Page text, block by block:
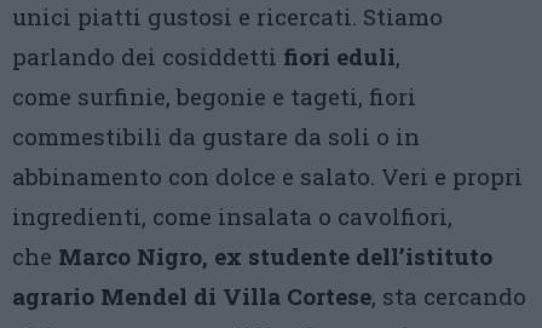
unici piatti gustosi e ricercati. Stiamo
parlando dei cosiddetti fiori eduli,
come surfinie, begonie e tageti, fiori
commestibili da gustare da soli o in
abbinamento con dolce e salato. Veri e propri
ingredienti, come insalata o cavolfiori,
che Marco Nigro, ex studente dell’istituto
agrario Mendel di Villa Cortese, sta cercando